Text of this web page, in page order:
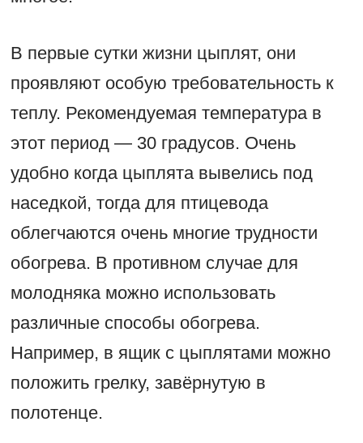
В первые сутки жизни цыплят, они
проявляют особую требовательность к
теплу. Рекомендуемая температура в
этот период — 30 градусов. Очень
удобно когда цыплята вывелись под
наседкой, тогда для птицевода
облегчаются очень многие трудности
обогрева. В противном случае для
молодняка можно использовать
различные способы обогрева.
Например, в ящик с цыплятами можно
положить грелку, завёрнутую в
полотенце.